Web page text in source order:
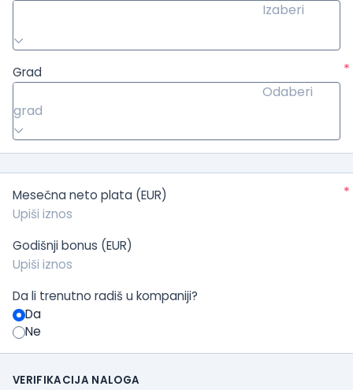
Izaberi
Grad
*
Odaberi
grad
Mesečna neto plata (EUR) *
Godišnji bonus (EUR)
Da li trenutno radiš u kompaniji?
Da
Ne
VERIFIKACIJA NALOGA